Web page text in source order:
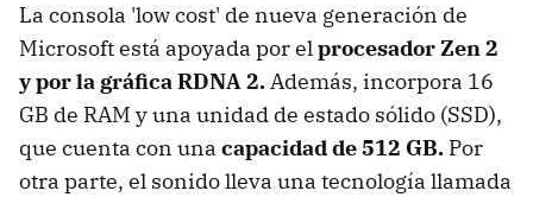
La consola 'low cost' de nueva generación de
Microsoft está apoyada por elprocesador Zen 2
y por la gráfica RDNA 2.Además, incorpora 16
GB de RAM y una unidad de estado sólido (SSD),
que cuenta con una capacidad de 512 GB. Por
otra parte, el sonido lleva una tecnología llamada